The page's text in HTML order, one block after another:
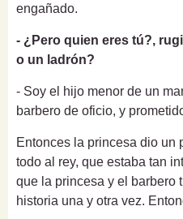
engañado.
- ¿Pero quien eres tú?,
o un ladrón?
- Soy el hijo menor de un
barbero de oficio, y
Entonces la princesa dio un
todo al rey, que estaba tan
que la princesa y el barbero
historia una y otra vez.